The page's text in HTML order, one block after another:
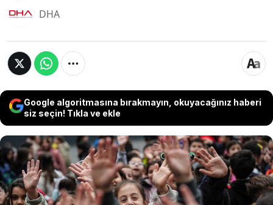
DHA
Google algoritmasına bırakmayın, okuyacağınız haberi
siz seçin! Tıkla ve ekle
Öğrencilerin yarı yıl tatili bugün çalan ders
ziliyle sona erdi. Veliler ve öğrencilerde yeni